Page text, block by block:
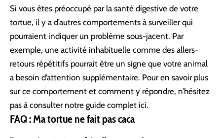
Si vous êtes préoccupé par la santé digestive de votre
tortue, il y a d’autres comportements à surveiller qui
pourraient indiquer un problème sous-jacent. Par
exemple, une activité inhabituelle comme des allers-
retours répétitifs pourrait être un signe que votre animal
a besoin d’attention supplémentaire. Pour en savoir plus
sur ce comportement et comment y répondre, n’hésitez
pas à consulter notre guide complet ici.
FAQ : Ma tortue ne fait pas caca